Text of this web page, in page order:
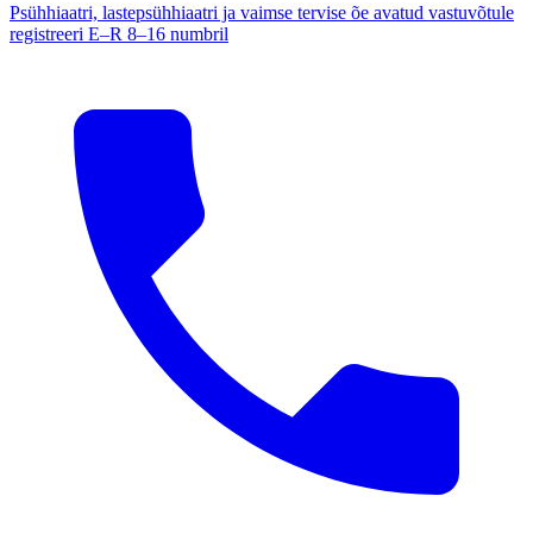
Psühhiaatri, lastepsühhiaatri ja vaimse tervise õe avatud vastuvõtule
registreeri E–R 8–16 numbril